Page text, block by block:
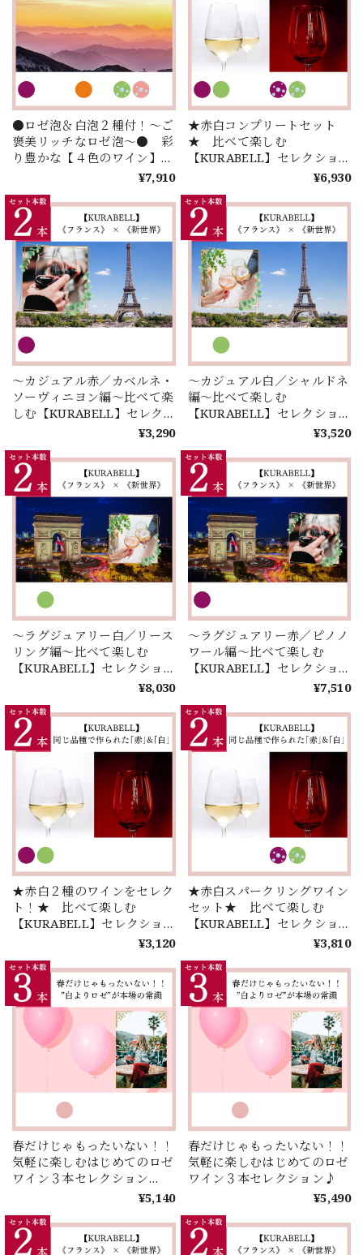
●ロゼ泡＆白泡２種付！～ご
褒美リッチなロゼ泡～● 彩
り豊かな【４色のワイン】を
世界中の【４つの国】からセ
【IRODORU】４本セレクシ
ョン！
¥7,910
★赤白コンプリートセット
★ 比べて楽しむ
【KURABELL】セレクショ
ン♪ミステリー！？同じ品種
ンプリート4種セレクショ
ン！
¥6,930
～カジュアル赤／カベルネ・
ソーヴィニヨン編～比べて楽
しむ【KURABELL】セレク
ション♪ 《フランス》 ×
《新世界》＜２本セレクショ
ン＞
¥3,290
～カジュアル白／シャルドネ
編～比べて楽しむ
【KURABELL】セレクショ
ン♪ 《フランス》 × 《新世
界》＜２本セレクション＞
¥3,520
～ラグジュアリー白／リース
リング編～比べて楽しむ
【KURABELL】セレクショ
ン♪ 《フランス》 × 《新世
¥8,030
～ラグジュアリー赤／ピノノ
ワール編～比べて楽しむ
【KURABELL】セレクショ
ン♪ 《フランス》 × 《新世
¥7,510
★赤白２種のワインをセレク
ト！★ 比べて楽しむ
【KURABELL】セレクショ
ン♪ミステリー！？同じ品種
から生まれたワインとは！？
＜２本＞
¥3,120
★赤白スパークリングワイン
セット★ 比べて楽しむ
【KURABELL】セレクショ
ン♪ミステリー！？同じ品種
から生まれたワインとは！？
＜２本＞
¥3,810
春だけじゃもったいない！！
気軽に楽しむはじめてのロゼ
ワイン３本セレクション
¥5,140
春だけじゃもったいない！！
気軽に楽しむはじめてのロゼ
ワイン３本セレクション♪
¥5,490